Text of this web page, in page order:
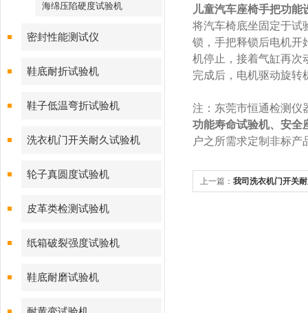
海绵压陷硬度试验机
密封性能测试仪
鞋底耐折试验机
鞋子低温弯折试验机
洗衣机门开关耐久试验机
轮子真圆度试验机
皮革类检测试验机
纸箱破裂强度试验机
鞋底耐磨试验机
儿童汽车座椅手把功能
将汽车椅底坐固定于试
锁，手把释锁后电机开
机停止，接着气缸再次
完成后，电机驱动旋转
注：东莞市恒通检测仪
功能寿命试验机、安全
户之所需求定制非标
上一篇： 我司洗衣机门开关